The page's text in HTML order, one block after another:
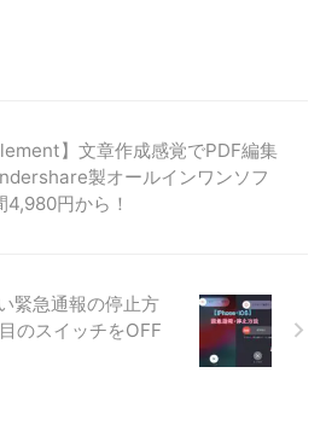
】文章作成感覚でPDF編集
製オールインワンソフ
4,980円から！
緊急通報の停止方
のスイッチをOFF